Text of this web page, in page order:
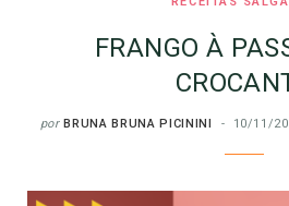
FRANGO À
por BRUNA BRUNA PICININI 10/11/